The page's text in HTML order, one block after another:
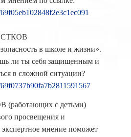
в школе и жизни».
ли ты себя защищенным и
в сложной ситуации?
с детьми)
просвещения и
мнение поможет